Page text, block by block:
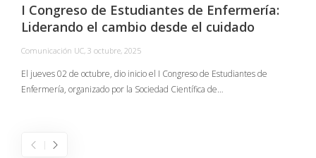
I Congreso de Estudiantes de Enfermería:
Liderando el cambio desde el cuidado
Comunicación UC, 3 octubre, 2025
El jueves 02 de octubre, dio inicio el I Congreso de Estudiantes de
Enfermería, organizado por la Sociedad Científica de…